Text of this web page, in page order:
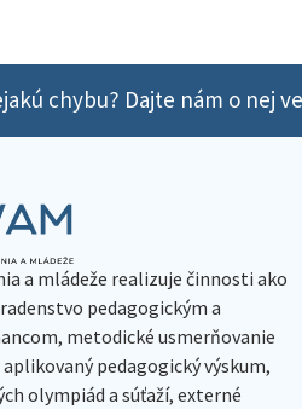
chybu? Dajte nám o nej
a mládeže realizuje činnosti ako
pedagogickým a
metodické usmerňovanie
pedagogický výskum,
olympiád a súťaží, externé